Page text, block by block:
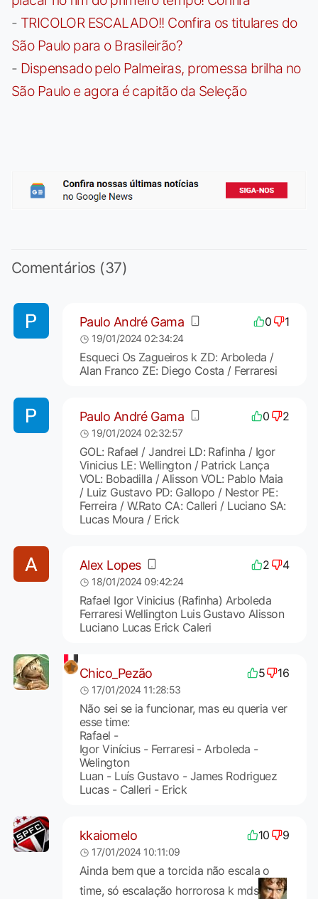
- TRICOLOR ESCALADO!! Confira os titulares do
São Paulo para o Brasileirão?
- Dispensado pelo Palmeiras, promessa brilha no
São Paulo e agora é capitão da Seleção
Comentários (37)
Paulo André Gama 0 1
19/01/2024 02:34:24
Esqueci Os Zagueiros k ZD: Arboleda /
Alan Franco ZE: Diego Costa / Ferraresi
Paulo André Gama 0 2
19/01/2024 02:32:57
GOL: Rafael / Jandrei LD: Rafinha / Igor
Vinicius LE: Wellington / Patrick Lança
VOL: Bobadilla / Alisson VOL: Pablo Maia
/ Luiz Gustavo PD: Gallopo / Nestor PE:
Ferreira / W.Rato CA: Calleri / Luciano SA:
Lucas Moura / Erick
Alex Lopes 2 4
18/01/2024 09:42:24
Rafael Igor Vinicius (Rafinha) Arboleda
Ferraresi Wellington Luis Gustavo Alisson
Luciano Lucas Erick Caleri
Chico_Pezão 5 16
17/01/2024 11:28:53
Não sei se ia funcionar, mas eu queria ver
esse time:
Rafael -
Igor Vinícius - Ferraresi - Arboleda -
Welington
Luan - Luís Gustavo - James Rodriguez
Lucas - Calleri - Erick
kkaiomelo 10 9
17/01/2024 10:11:09
Ainda bem que a torcida não escala o
time, só escalação horrorosa k mds